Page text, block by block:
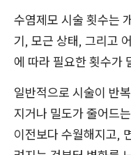
수염제모 시술 횟수는
기, 모근 상태, 그리고
에 따라 필요한 횟수가
일반적으로 시술이 반
지거나 밀도가 줄어드
이전보다 수월해지고,